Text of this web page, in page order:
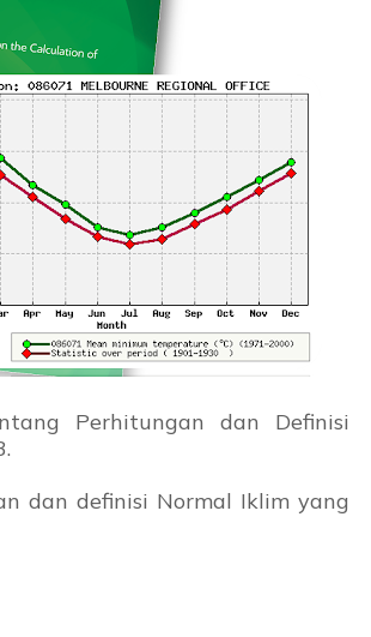
Perhitungan dan Definisi
dan definisi Normal Iklim yang